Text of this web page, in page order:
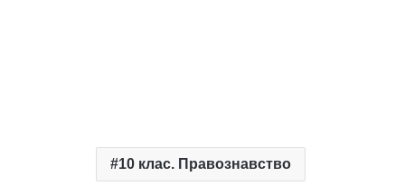
10 клас. Правознавство